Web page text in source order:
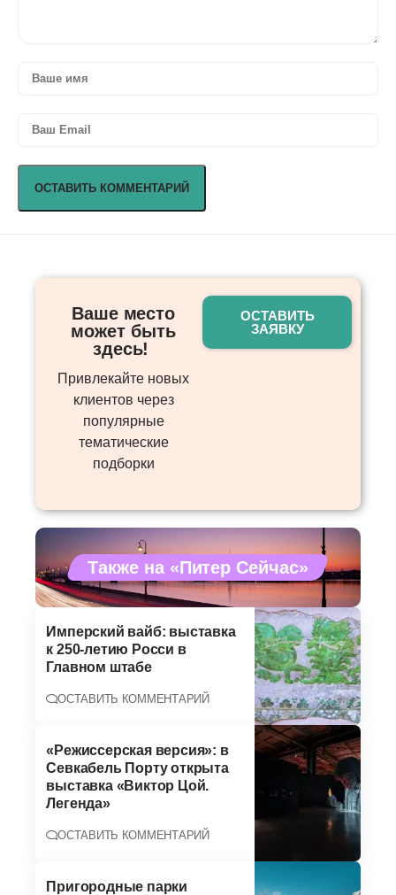
Ваше место
может быть
здесь! ​
Привлекайте новых
клиентов через
популярные
тематические
подборки
ОСТАВИТЬ
ЗАЯВКУ
Также на «Питер Сейчас»
Имперский вайб: выставка
к 250-летию Росси в
Главном штабе
ОСТАВИТЬ КОММЕНТАРИЙ
«Режиссерская версия»: в
Севкабель Порту открыта
выставка «Виктор Цой.
Легенда»
ОСТАВИТЬ КОММЕНТАРИЙ
Пригородные парки